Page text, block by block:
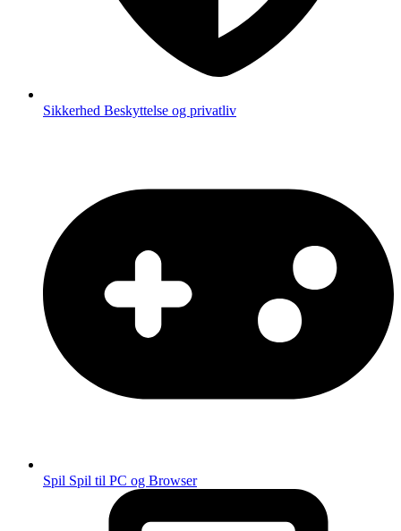
Sikkerhed Beskyttelse og privatliv
Spil Spil til PC og Browser